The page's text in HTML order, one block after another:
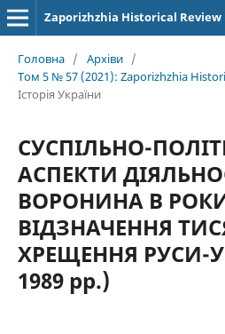
Zaporizhzhia Historical Review
Головна / Архіви /
Том 5 № 57 (2021): Zaporizhzhia
Історія України
СУСПІЛЬНО-
АСПЕКТИ
ВОРОНИНА В
ВІДЗНАЧЕННЯ
ХРЕЩЕННЯ РУСИ-
1989 рр.)